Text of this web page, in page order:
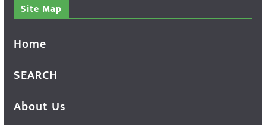
Site Map
Home
SEARCH
About Us